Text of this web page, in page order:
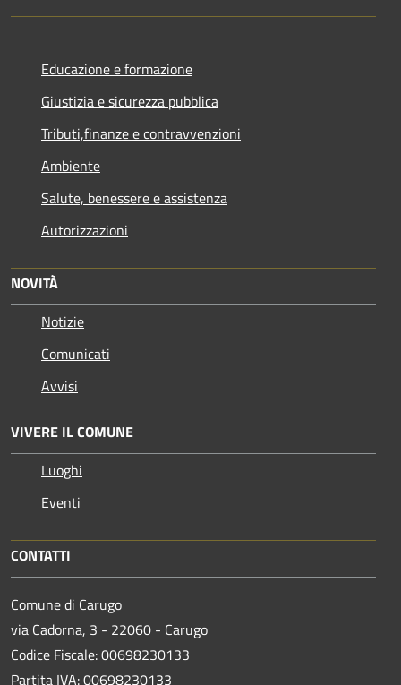
Educazione e formazione
Giustizia e sicurezza pubblica
Tributi,finanze e contravvenzioni
Ambiente
Salute, benessere e assistenza
Autorizzazioni
NOVITÀ
Notizie
Comunicati
Avvisi
VIVERE IL COMUNE
Luoghi
Eventi
CONTATTI
Comune di Carugo
via Cadorna, 3 - 22060 - Carugo
Codice Fiscale: 00698230133
Partita IVA: 00698230133